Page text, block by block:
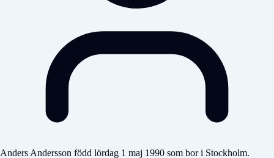
Anders Andersson född lördag 1 maj 1990 som bor i Stockholm.